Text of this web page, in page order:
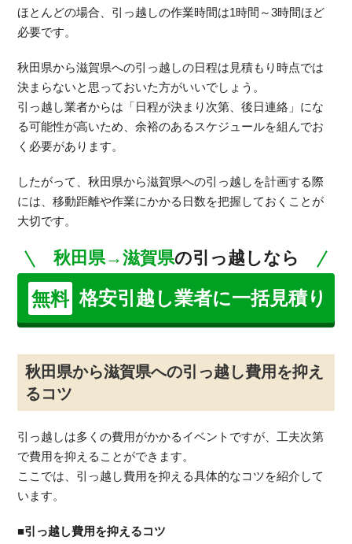
ほとんどの場合、引っ越しの作業時間は1時間～3時間ほど
必要です。
秋田県から滋賀県への引っ越しの日程は見積もり時点では
決まらないと思っておいた方がいいでしょう。
引っ越し業者からは「日程が決まり次第、後日連絡」にな
る可能性が高いため、余裕のあるスケジュールを組んでお
く必要があります。
したがって、秋田県から滋賀県への引っ越しを計画する際
には、移動距離や作業にかかる日数を把握しておくことが
大切です。
秋田県→滋賀県の引っ越しなら
無料 格安引越し業者に一括見積り
秋田県から滋賀県への引っ越し費用を抑え
るコツ
引っ越しは多くの費用がかかるイベントですが、工夫次第
で費用を抑えることができます。
ここでは、引っ越し費用を抑える具体的なコツを紹介して
います。
■引っ越し費用を抑えるコツ